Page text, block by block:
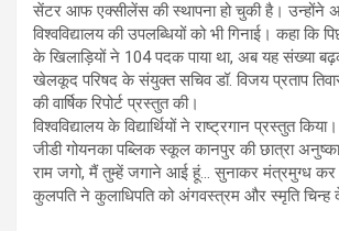
सेंटर आफ एक्सीलेंस की स्थापना हो चुकी है। उन्होंने
विश्वविद्यालय की उपलब्धियों को भी गिनाई। कहा कि
के खिलाड़ियों ने 104 पदक पाया था, अब यह संख्या
खेलकूद परिषद के संयुक्त सचिव डॉ. विजय प्रताप
की वार्षिक रिपोर्ट प्रस्तुत की।
विश्वविद्यालय के विद्यार्थियों ने राष्ट्रगान प्रस्तुत किया।
जीडी गोयनका पब्लिक स्कूल कानपुर की छात्रा
राम जगो, मैं तुम्हें जगाने आई हूं… सुनाकर मंत्रमुग्ध कर
कुलपति ने कुलाधिपति को अंगवस्त्रम और स्मृति चिन्ह